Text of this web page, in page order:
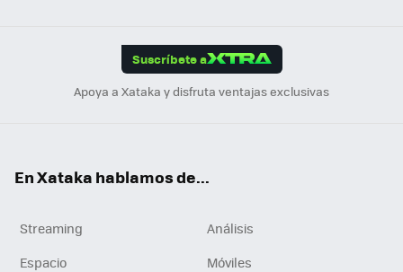
Suscríbete a
Apoya a Xataka y disfruta ventajas exclusivas
En Xataka hablamos de...
Streaming
Análisis
Espacio
Móviles